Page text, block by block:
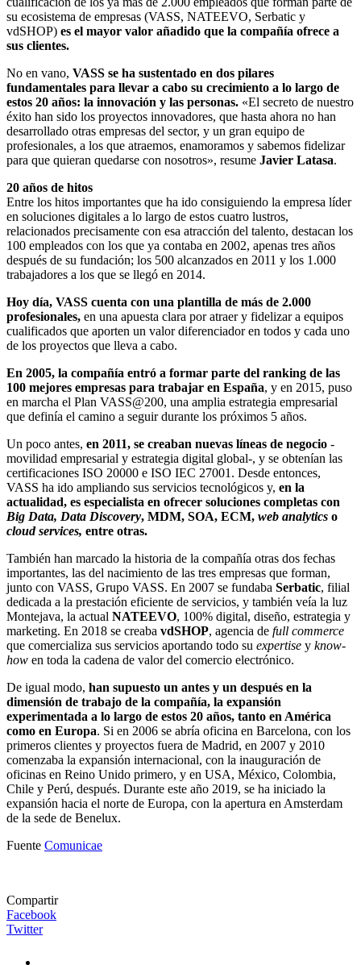
su ecosistema de empresas (VASS, NATEEVO, Serbatic y
vdSHOP) es el mayor valor añadido que la compañía ofrece a
sus clientes.
No en vano, VASS se ha sustentado en dos pilares
fundamentales para llevar a cabo su crecimiento a lo largo de
estos 20 años: la innovación y las personas. «El secreto de nuestro
éxito han sido los proyectos innovadores, que hasta ahora no han
desarrollado otras empresas del sector, y un gran equipo de
profesionales, a los que atraemos, enamoramos y sabemos fidelizar
para que quieran quedarse con nosotros», resume Javier Latasa.
20 años de hitos
Entre los hitos importantes que ha ido consiguiendo la empresa líder
en soluciones digitales a lo largo de estos cuatro lustros,
relacionados precisamente con esa atracción del talento, destacan los
100 empleados con los que ya contaba en 2002, apenas tres años
después de su fundación; los 500 alcanzados en 2011 y los 1.000
trabajadores a los que se llegó en 2014.
Hoy día, VASS cuenta con una plantilla de más de 2.000
profesionales, en una apuesta clara por atraer y fidelizar a equipos
cualificados que aporten un valor diferenciador en todos y cada uno
de los proyectos que lleva a cabo.
En 2005, la compañía entró a formar parte del ranking de las
100 mejores empresas para trabajar en España, y en 2015, puso
en marcha el Plan VASS@200, una amplia estrategia empresarial
que definía el camino a seguir durante los próximos 5 años.
Un poco antes, en 2011, se creaban nuevas líneas de negocio -
movilidad empresarial y estrategia digital global-, y se obtenían las
certificaciones ISO 20000 e ISO IEC 27001. Desde entonces,
VASS ha ido ampliando sus servicios tecnológicos y, en la
actualidad, es especialista en ofrecer soluciones completas con
Big Data, Data Discovery, MDM, SOA, ECM, web analytics o
cloud services, entre otras.
También han marcado la historia de la compañía otras dos fechas
importantes, las del nacimiento de las tres empresas que forman,
junto con VASS, Grupo VASS. En 2007 se fundaba Serbatic, filial
dedicada a la prestación eficiente de servicios, y también veía la luz
Montejava, la actual NATEEVO, 100% digital, diseño, estrategia y
marketing. En 2018 se creaba vdSHOP, agencia de full commerce
que comercializa sus servicios aportando todo su expertise y know-
how en toda la cadena de valor del comercio electrónico.
De igual modo, han supuesto un antes y un después en la
dimensión de trabajo de la compañía, la expansión
experimentada a lo largo de estos 20 años, tanto en América
como en Europa. Si en 2006 se abría oficina en Barcelona, con los
primeros clientes y proyectos fuera de Madrid, en 2007 y 2010
comenzaba la expansión internacional, con la inauguración de
oficinas en Reino Unido primero, y en USA, México, Colombia,
Chile y Perú, después. Durante este año 2019, se ha iniciado la
expansión hacia el norte de Europa, con la apertura en Amsterdam
de la sede de Benelux.
Fuente Comunicae
Compartir
Facebook
Twitter